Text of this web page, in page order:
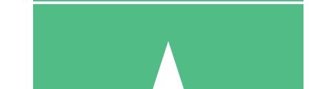
10 Downloads
20 00